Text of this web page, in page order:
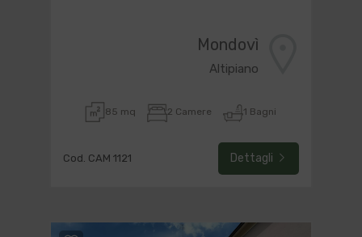
Mondovì
Altipiano
85 mq 2 Camere 1 Bagni
Cod. CAM 1121 Dettagli